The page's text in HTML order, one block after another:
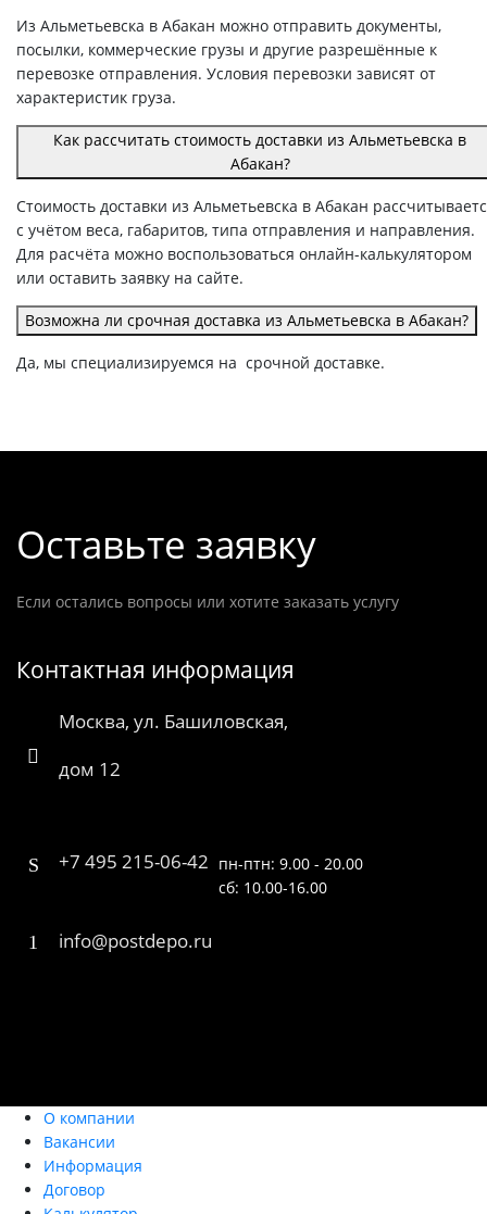
Из Альметьевска в Абакан можно отправить документы,
посылки, коммерческие грузы и другие разрешённые к
перевозке отправления. Условия перевозки зависят от
характеристик груза.
Как рассчитать стоимость доставки из Альметьевска в
Абакан?
Стоимость доставки из Альметьевска в Абакан
с учётом веса, габаритов, типа отправления и направления.
Для расчёта можно воспользоваться онлайн-калькулятором
или оставить заявку на сайте.
Возможна ли срочная доставка из Альметьевска в Абакан?
Да, мы специализируемся на срочной доставке.
Оставьте заявку
Если остались вопросы или хотите заказать услугу
Контактная информация
Москва, ул. Башиловская,
дом 12
+7 495 215-06-42 пн-птн: 9.00 - 20.00
сб: 10.00-16.00
info@postdepo.ru
О компании
Вакансии
Информация
Договор